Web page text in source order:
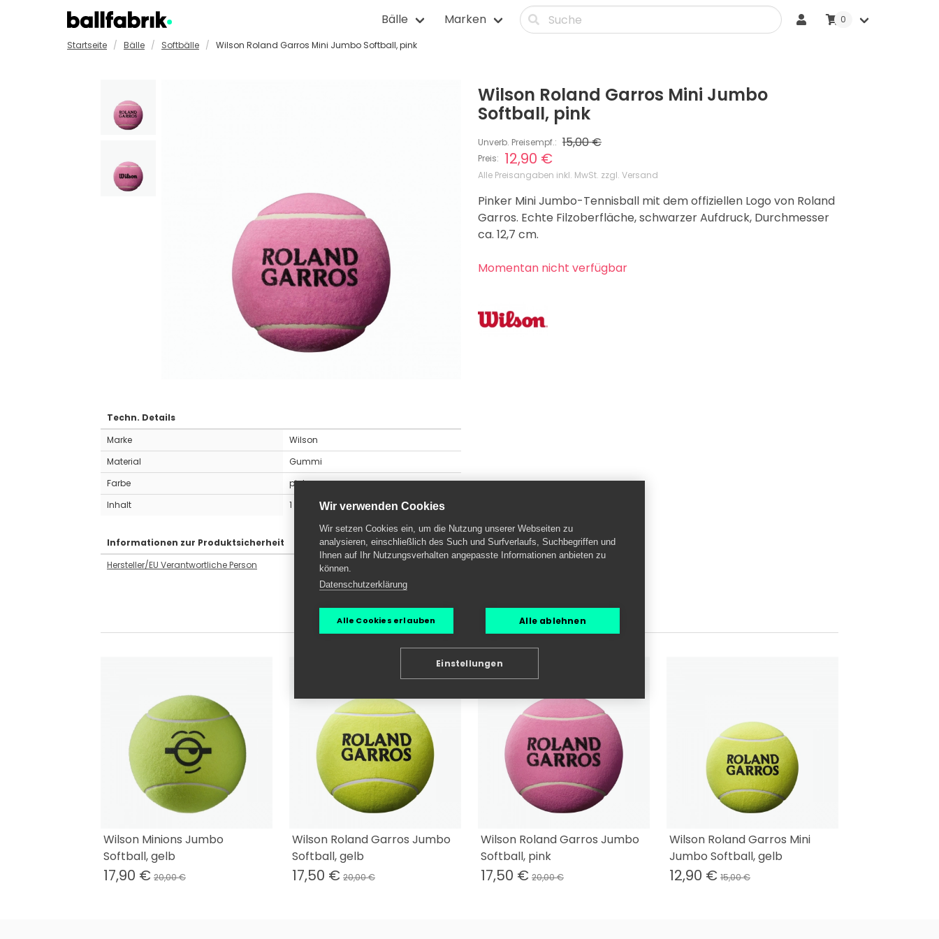
Wir verwenden Cookies
Wir setzen Cookies ein, um die Nutzung unserer Webseiten zu
analysieren, einschließlich des Such und Surfverlaufs, Suchbegriffen und
Ihnen auf Ihr Nutzungsverhalten angepasste Informationen anbieten zu
können.
Datenschutzerklärung
Alle Cookies erlauben Alle ablehnen
Einstellungen
Bälle
Badmintonbälle
Fußbälle
GYM-/Fitnessbälle
Tischtennisbälle
Volleybälle
Marken 0
Startseite Bälle Softbälle Wilson Roland Garros Mini Jumbo Softball, pink
Wilson Roland Garros Mini Jumbo
Softball, pink
Unverb. Preisempf.: 15,00 €
Preis: 12,90 €
Alle Preisangaben inkl. MwSt. zzgl. Versand
Pinker Mini Jumbo-Tennisball mit dem offiziellen Logo von Roland
Garros. Echte Filzoberfläche, schwarzer Aufdruck, Durchmesser
ca. 12,7 cm.
Momentan nicht verfügbar
Techn. Details
Marke
Wilson
Material
Gummi
Farbe
pink
Inhalt
1 Stk.
Informationen zur Produktsicherheit
Hersteller/EU Verantwortliche Person
ÄHNLICHE PRODUKTE
Wilson Minions Jumbo
Softball, gelb
17,90 € 20,00 €
Wilson Roland Garros Jumbo
Softball, gelb
17,50 € 20,00 €
Wilson Roland Garros Jumbo
Softball, pink
17,50 € 20,00 €
Wilson Roland Garros Mini
Jumbo Softball, gelb
12,90 € 15,00 €